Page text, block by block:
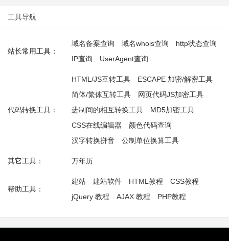
工具导航
站长常用工具：
域名备案查询 域名whois查询
http状态查询
IP查询
UserAgent查询
代码转换工具：
HTML/JS互转工具
ESCAPE 加密/解密工具
简体/繁体互转工具
网页代码JS加密工具
进制间的相互转换工具
MD5加密工具
CSS在线编辑器
颜色代码查询
汉字转换拼音
公制单位换算工具
其它工具： 万年历
帮助工具：
建站 建站软件 HTML教程
CSS教程
jQuery 教程
AJAX 教程 PHP教程